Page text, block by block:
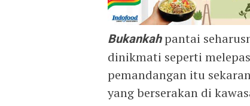
Bukankahpantai
dinikmati seperti
pemandangan itu
yang berserakan di